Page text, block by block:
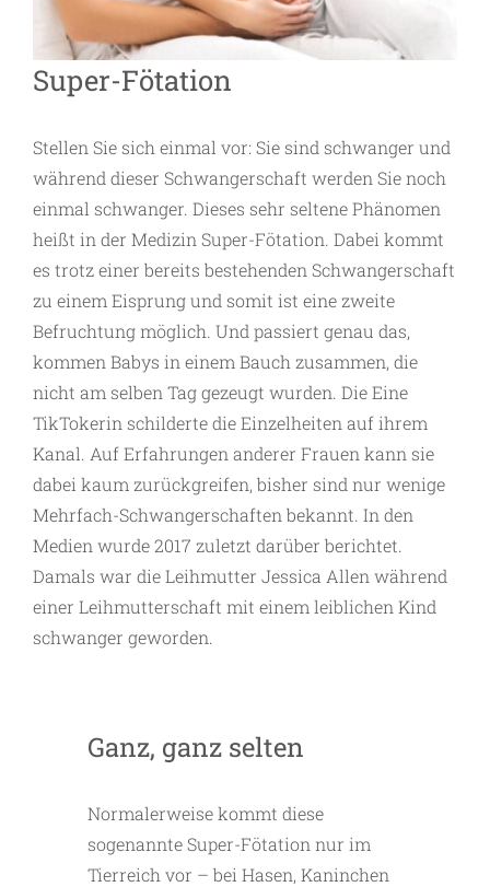
Super-Fötation
Stellen Sie sich einmal vor: Sie sind schwanger und
während dieser Schwangerschaft werden Sie noch
einmal schwanger. Dieses sehr seltene Phänomen
heißt in der Medizin Super-Fötation. Dabei kommt
es trotz einer bereits bestehenden Schwangerschaft
zu einem Eisprung und somit ist eine zweite
Befruchtung möglich. Und passiert genau das,
kommen Babys in einem Bauch zusammen, die
nicht am selben Tag gezeugt wurden. Die Eine
TikTokerin schilderte die Einzelheiten auf ihrem
Kanal. Auf Erfahrungen anderer Frauen kann sie
dabei kaum zurückgreifen, bisher sind nur wenige
Mehrfach-Schwangerschaften bekannt. In den
Medien wurde 2017 zuletzt darüber berichtet.
Damals war die Leihmutter Jessica Allen während
einer Leihmutterschaft mit einem leiblichen Kind
schwanger geworden.
Ganz, ganz selten
Normalerweise kommt diese
sogenannte Super-Fötation nur im
Tierreich vor – bei Hasen, Kaninchen